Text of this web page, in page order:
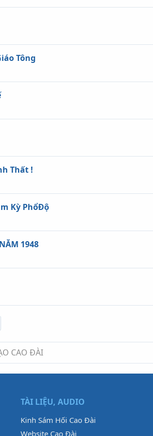
Tông
Thất !
Kỳ PhổĐộ
1948
CAO ĐÀI
TÀI LIỆU, AUDIO
Kinh Sám Hối Cao Đài
Website Cao Đài